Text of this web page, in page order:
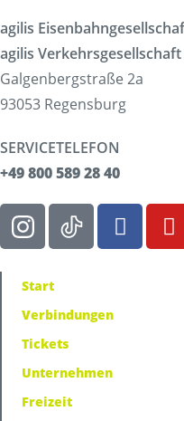
agilis
agilis Verkehrsgesellschaft
Galgenbergstraße 2a
93053 Regensburg
SERVICETELEFON
+49 800 589 28 40
Start
Verbindungen
Tickets
Unternehmen
Freizeit